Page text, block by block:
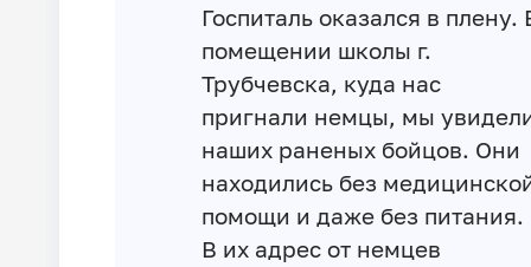
Госпиталь оказался в плену.
помещении школы г.
Трубчевска, куда нас
пригнали немцы, мы
наших раненых бойцов. Они
находились без
помощи и даже без питания.
В их адрес от немцев